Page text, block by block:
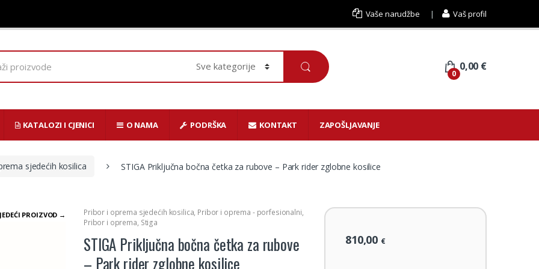
Vaše narudžbe Vaš profil
0
0,00 €
KATALOZI I CJENICI O NAMA PODRŠKA KONTAKT ZAPOŠLJAVANJE
sjedećih kosilica STIGA Priključna bočna četka za rubove – Park rider zglobne kosilice
PROIZVOD → Pribor i oprema sjedećih kosilica, Pribor i oprema - porfesionalni,
Pribor i oprema, Stiga
STIGA Priključna bočna četka za rubove
– Park rider zglobne kosilice
810,00 €